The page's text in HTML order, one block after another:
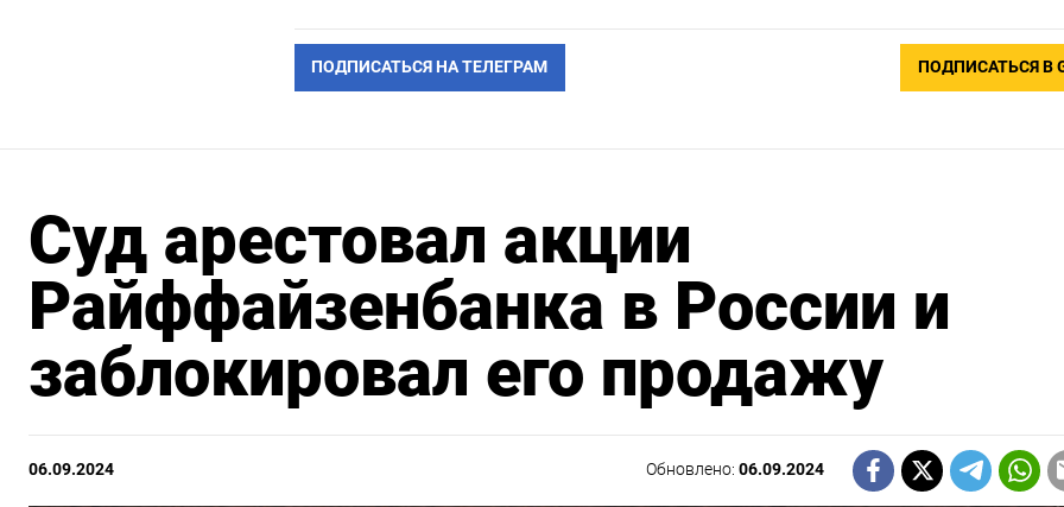
ПОДПИСАТЬСЯ НА ТЕЛЕГРАМ ПОДПИСАТЬСЯ В
Суд арестовал акции
Райффайзенбанка в России и
заблокировал его продажу
06.09.2024 Обновлено:06.09.2024